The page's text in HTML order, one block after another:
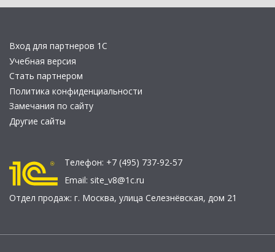
Вход для партнеров 1С
Учебная версия
Стать партнером
Политика конфиденциальности
Замечания по сайту
Другие сайты
Телефон: +7 (495) 737-92-57
Email: site_v8@1c.ru
Отдел продаж: г. Москва, улица Селезнёвская, дом 21